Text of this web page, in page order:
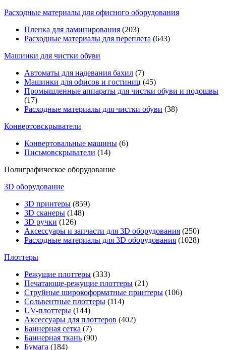
Расходные материалы для офисного оборудования
Пленка для ламинирования (203)
Расходные материалы для переплета (643)
Машинки для чистки обуви
Автоматы для надевания бахил (7)
Машинки для офисов и гостиниц (45)
Промышленные аппараты для чистки обуви и подошвы
(17)
Расходные материалы для чистки обуви (38)
Конвертовскрыватели
Конвертовальные машины (6)
Письмовскрыватели (14)
Полиграфическое оборудование
3D оборудование
3D принтеры (859)
3D сканеры (148)
3D ручки (126)
Аксессуары и запчасти для 3D оборудования (250)
Расходные материалы для 3D оборудования (1028)
Плоттеры
Режущие плоттеры (333)
Печатающе-режущие плоттеры (21)
Струйные широкоформатные принтеры (106)
Сольвентные плоттеры (114)
UV-плоттеры (144)
Аксессуары для плоттеров (402)
Баннерная сетка (7)
Баннерная ткань (90)
Бумага (184)